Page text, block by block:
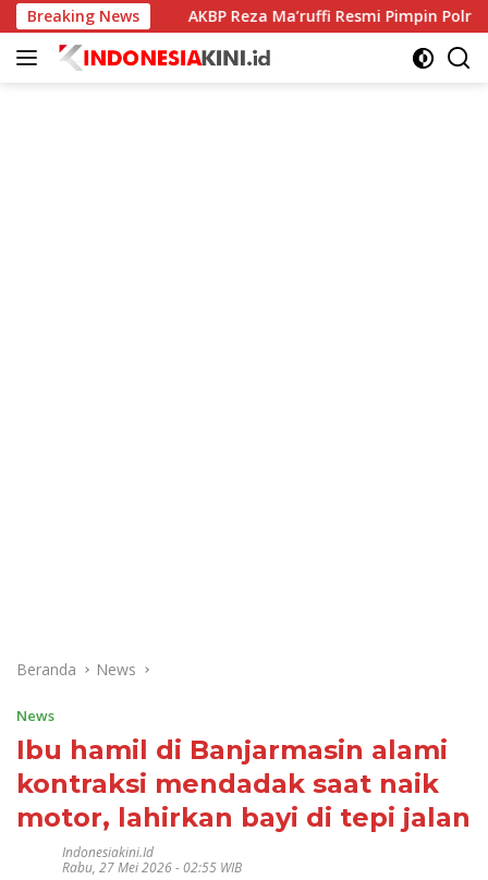
Langsung
ke
konten
Breaking NewsAKBP Reza Ma’ruffi Resmi Pimpin Polres
Beranda News
News
Ibu hamil di Banjarmasin alami
kontraksi mendadak saat naik
motor, lahirkan bayi di tepi jalan
Indonesiakini.id
Rabu, 27 Mei 2026 - 02:55 WIB